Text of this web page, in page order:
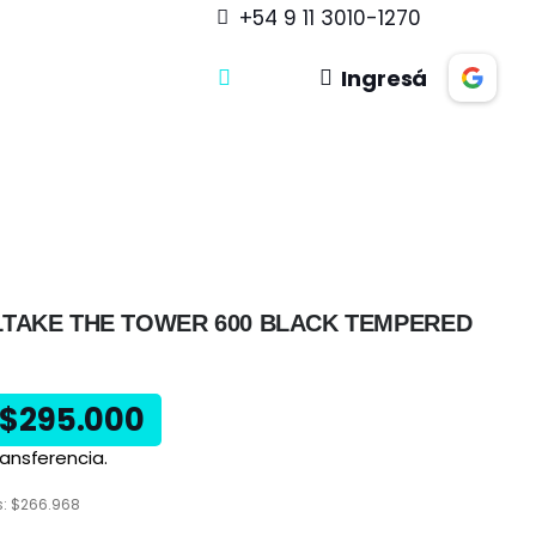
+54 9 11 3010-1270
Ingresá
THE TOWER 600 BLACK TEMPERED
$295.000
$266.968